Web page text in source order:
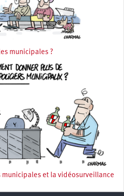
municipales ?
municipales et la vidéosurveillance